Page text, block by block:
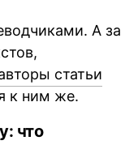
А за
статьи
к ним же.
что